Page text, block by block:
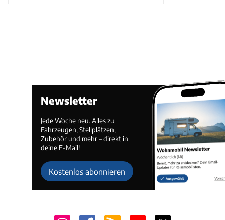
Newsletter
Jede Woche neu. Alles zu
Fahrzeugen, Stellplätzen,
Zubehör und mehr – direkt in
deine E-Mail!
Kostenlos abonnieren